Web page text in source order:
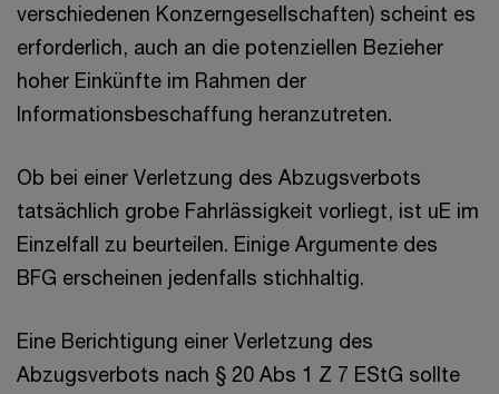
verschiedenen Konzerngesellschaften) scheint es
erforderlich, auch an die potenziellen Bezieher
hoher Einkünfte im Rahmen der
Informationsbeschaffung heranzutreten.
Ob bei einer Verletzung des Abzugsverbots
tatsächlich grobe Fahrlässigkeit vorliegt, ist uE im
Einzelfall zu beurteilen. Einige Argumente des
BFG erscheinen jedenfalls stichhaltig.
Eine Berichtigung einer Verletzung des
Abzugsverbots nach § 20 Abs 1 Z 7 EStG sollte